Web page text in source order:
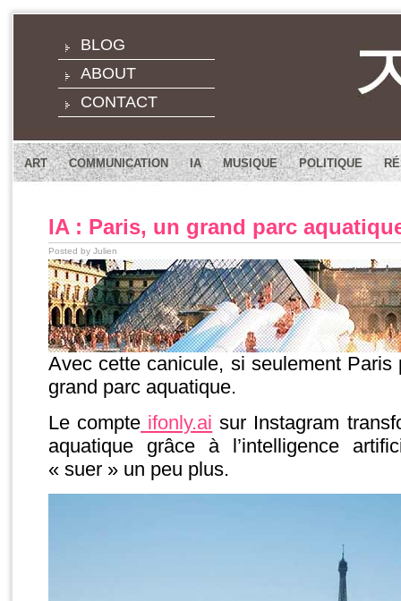
BLOG
ABOUT
CONTACT
ART COMMUNICATION IA MUSIQUE POLITIQUE
IA : Paris, un grand parc
Posted by Julien
Avec cette canicule, si seulement Paris
grand parc aquatique.
Le compte ifonly.ai sur Instagram
aquatique grâce à l’intelligence
« suer » un peu plus.